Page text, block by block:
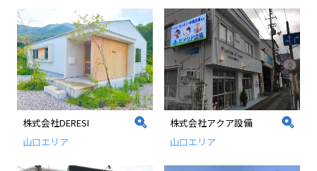
株式会社DERESI
山口エリア
株式会社アクア設備
山口エリア